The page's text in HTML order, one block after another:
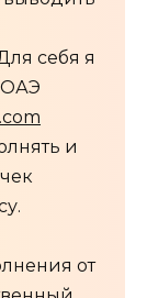
себя я
ОАЭ
и
от